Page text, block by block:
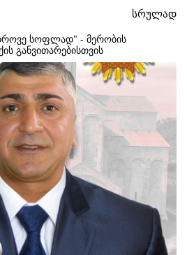
სრულად
სოფლად" - მერობის
განვითარებისთვის